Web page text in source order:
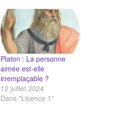
Platon : La personne
aimée est-elle
irremplaçable ?
12 juillet 2024
Dans "Licence 1"